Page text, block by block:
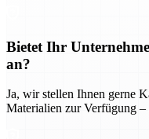
Bietet Ihr
an?
Ja, wir stellen Ihnen gerne
Materialien zur Verfügung